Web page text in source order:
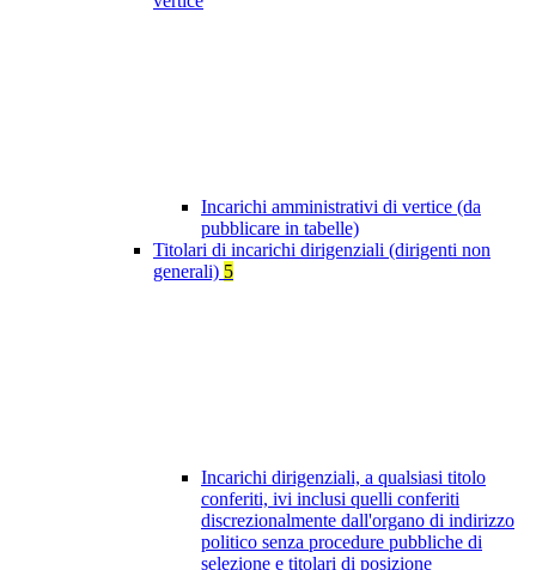
Incarichi amministrativi di vertice (da
pubblicare in tabelle)
Titolari di incarichi dirigenziali (dirigenti non
generali) 5
Incarichi dirigenziali, a qualsiasi titolo
conferiti, ivi inclusi quelli conferiti
discrezionalmente dall'organo di indirizzo
politico senza procedure pubbliche di
selezione e titolari di posizione